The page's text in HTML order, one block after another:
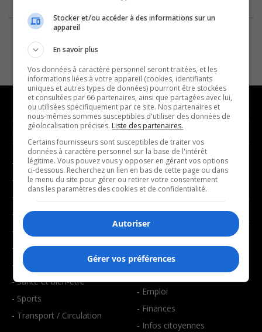
NOUVELLES
- Affaires municipales
- Communauté / Social
- Culture
- Économie
- Éducation
- Environnement
- Faits divers
- Santé et bien-être
- Sports
- Transport / Circulation
MUSIQUE
- Décompte franco
- Joué récemment
BALADOS
- Art de vivre
- Bien-être
- Emploi
- Finances
- Infos citoyennes
Stocker et/ou accéder à des informations sur un
appareil
En savoir plus
Vos données à caractère personnel seront traitées, et les
informations liées à votre appareil (cookies, identifiants
uniques et autres types de données) pourront être stockées
et consultées par 66 partenaires, ainsi que partagées avec lui,
ou utilisées spécifiquement par ce site. Nos partenaires et
nous-mêmes sommes susceptibles d'utiliser des données de
géolocalisation précises. Liste des partenaires.
Certains fournisseurs sont susceptibles de traiter vos
données à caractère personnel sur la base de l'intérêt
légitime. Vous pouvez vous y opposer en gérant vos options
ci-dessous. Recherchez un lien en bas de cette page ou dans
le menu du site pour gérer ou retirer votre consentement
dans les paramètres des cookies et de confidentialité.
Autoriser
Gérer vos préférences